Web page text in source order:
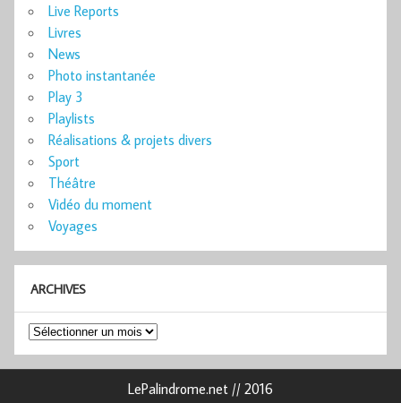
Live Reports
Livres
News
Photo instantanée
Play 3
Playlists
Réalisations & projets divers
Sport
Théâtre
Vidéo du moment
Voyages
ARCHIVES
Archives
LePalindrome.net // 2016